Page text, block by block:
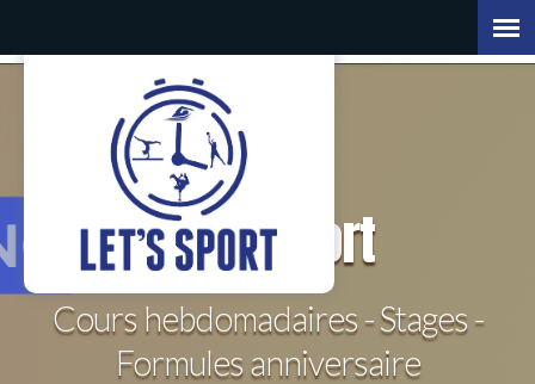
Let'sSport
Cours hebdomadaires - Stages -
Formules anniversaire